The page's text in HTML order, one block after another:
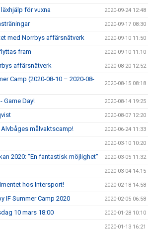
för vuxna 2020-09-24 12:48
2020-09-17 08:30
med Norrbys affärsnätverk 2020-09-10 11:50
fram 2020-09-10 11:10
affärsnätverk 2020-08-20 12:52
Camp (2020-08-10 – 2020-08-
2020-08-15 08:18
Game Day! 2020-08-14 19:25
2020-08-07 12:20
målvaktscamp! 2020-06-24 11:33
2020-03-10 10:20
2020: "En fantastisk möjlighet" 2020-03-05 11:32
2020-03-04 14:15
hos Intersport! 2020-02-18 14:58
IF Summer Camp 2020 2020-02-05 06:58
10 mars 18:00 2020-01-28 10:10
2020-01-13 16:21